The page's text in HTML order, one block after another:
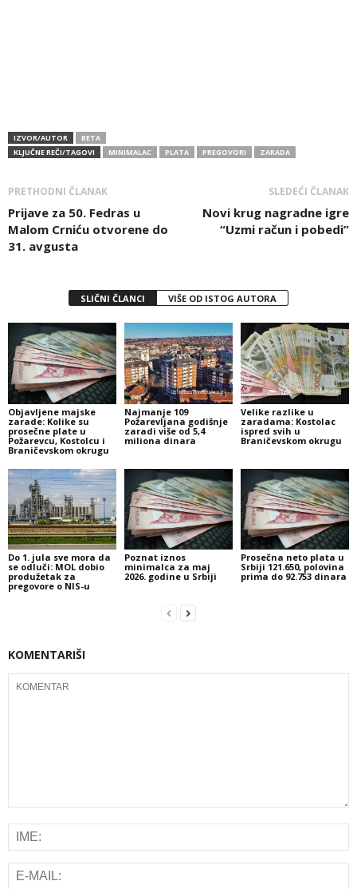
IZVOR/AUTOR
BETA
KLJUČNE REČI/TAGOVI
MINIMALAC PLATA PREGOVORI ZARADA
PRETHODNI ČLANAK
Prijave za 50. Fedras u
Malom Crniću otvorene do
31. avgusta
SLEDEĆI ČLANAK
Novi krug nagradne igre
“Uzmi račun i pobedi”
SLIČNI ČLANCI VIŠE OD ISTOG AUTORA
Objavljene majske
zarade: Kolike su
prosečne plate u
Požarevcu, Kostolcu i
Braničevskom okrugu
Najmanje 109
Požarevljana godišnje
zaradi više od 5,4
miliona dinara
Velike razlike u
zaradama: Kostolac
ispred svih u
Braničevskom okrugu
Do 1. jula sve mora da
se odluči: MOL dobio
produžetak za
pregovore o NIS-u
Poznat iznos
minimalca za maj
2026. godine u Srbiji
Prosečna neto plata u
Srbiji 121.650, polovina
prima do 92.753 dinara
KOMENTARIŠI